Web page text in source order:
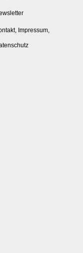
Impressum,